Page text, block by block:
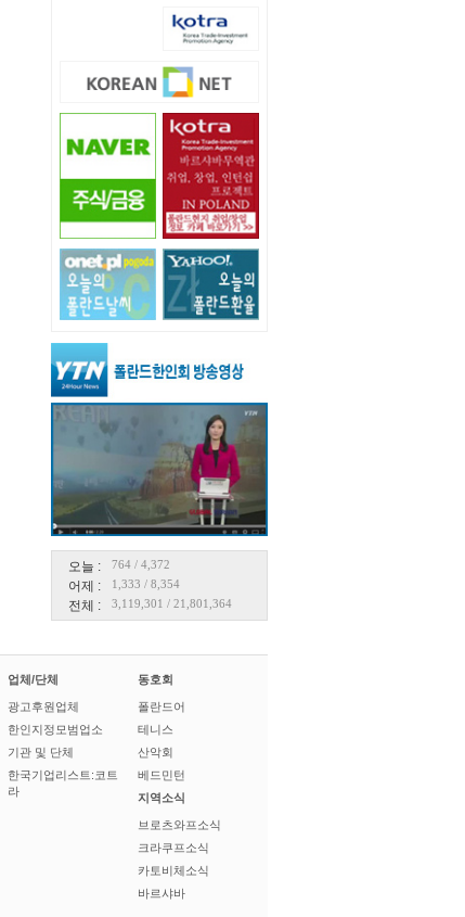
오늘 : 764 / 4,372
어제 : 1,333 / 8,354
전체 : 3,119,301 / 21,801,364
업체/단체
광고후원업체
한인지정모범업소
기관 및 단체
한국기업리스트:코트
라
동호회
폴란드어
테니스
산악회
베드민턴
지역소식
브로츠와프소식
크라쿠프소식
카토비체소식
바르샤바